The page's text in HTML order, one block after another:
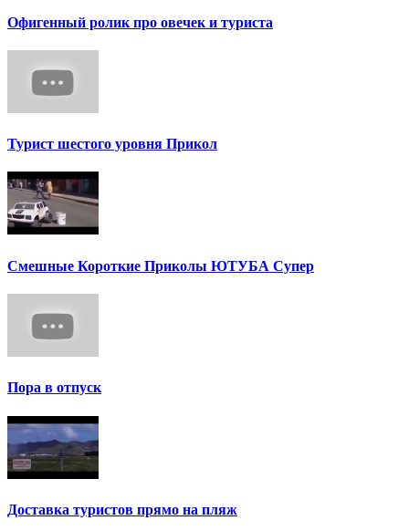
Офигенный ролик про овечек и туриста
Турист шестого уровня Прикол
Смешные Короткие Приколы ЮТУБА Супер
Пора в отпуск
Доставка туристов прямо на пляж